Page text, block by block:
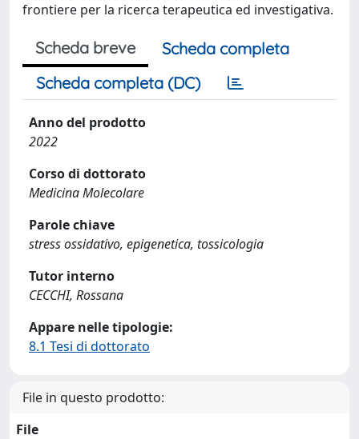
frontiere per la ricerca terapeutica ed investigativa.
Scheda breve
Scheda completa
Scheda completa (DC)
Anno del prodotto
2022
Corso di dottorato
Medicina Molecolare
Parole chiave
stress ossidativo, epigenetica, tossicologia
Tutor interno
CECCHI, Rossana
Appare nelle tipologie:
8.1 Tesi di dottorato
File in questo prodotto:
File